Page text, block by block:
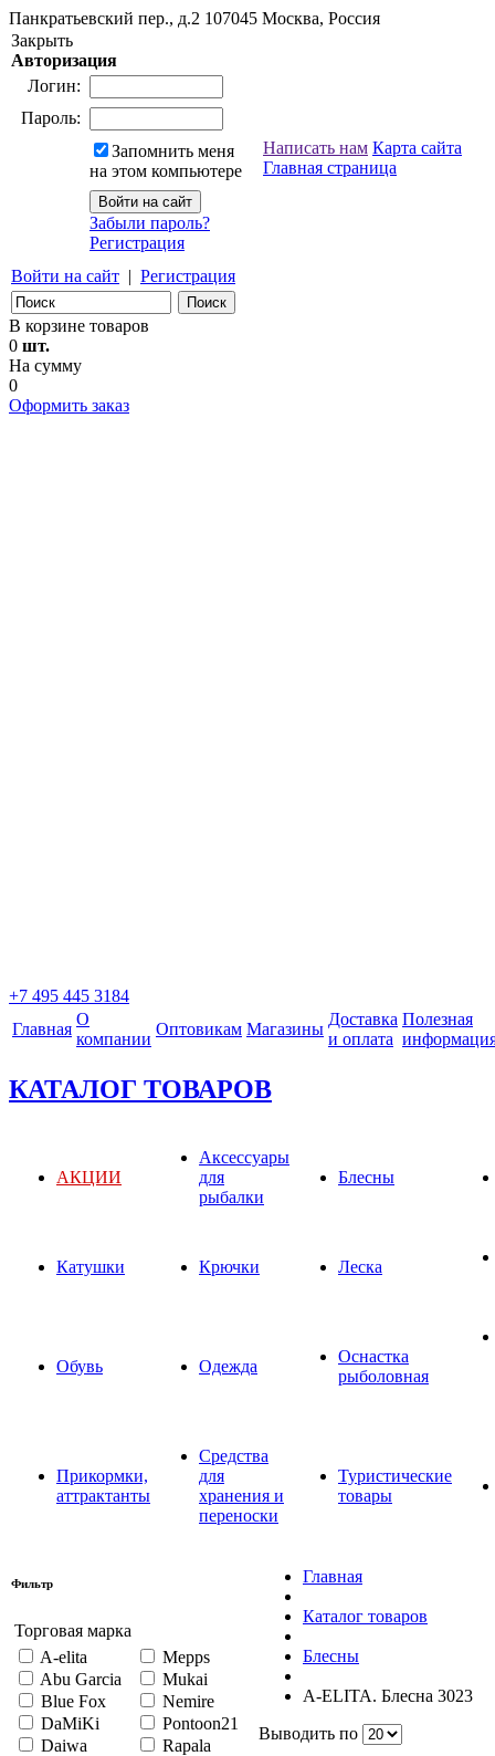
Панкратьевский пер., д.2 107045 Москва, Россия
Закрыть
Авторизация
Логин:
Пароль:
Запомнить меня
на этом компьютере
Забыли пароль?
Регистрация
Войти на сайт | Регистрация
Написать нам Карта сайта
Главная страница
В корзине товаров
0 шт.
На сумму
0
Оформить заказ
+7 495 445 3184
Главная
О
компании
Оптовикам Магазины
Доставка
и оплата
Полезная
КАТАЛОГ ТОВАРОВ
АКЦИИ
Аксессуары
для
рыбалки
Блесны
Катушки Крючки Леска
Обувь Одежда
Оснастка
рыболовная
Прикормки,
аттрактанты
Средства
для
хранения и
переноски
Туристические
товары
Фильтр
Торговая марка
A-elita
Abu Garcia
Blue Fox
DaMiKi
Daiwa
Mepps
Mukai
Nemire
Pontoon21
Rapala
Главная
Каталог товаров
Блесны
A-ELITA. Блесна 3023
Выводить по